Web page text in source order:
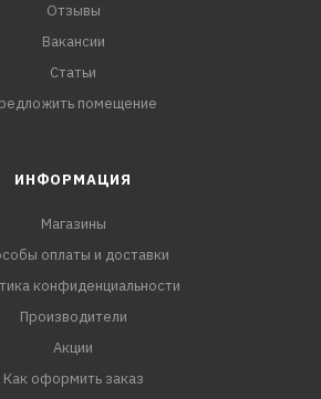
Отзывы
Вакансии
Статьи
помещение
ИНФОРМАЦИЯ
Магазины
оплаты и доставки
конфиденциальности
Производители
Акции
Как оформить заказ